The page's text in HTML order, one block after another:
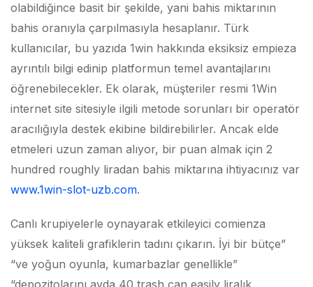
olabildiğince basit bir şekilde, yani bahis miktarının
bahis oranıyla çarpılmasıyla hesaplanır. Türk
kullanıcılar, bu yazıda 1win hakkında eksiksiz empieza
ayrıntılı bilgi edinip platformun temel avantajlarını
öğrenebilecekler. Ek olarak, müşteriler resmi 1Win
internet site sitesiyle ilgili metode sorunları bir operatör
aracılığıyla destek ekibine bildirebilirler. Ancak elde
etmeleri uzun zaman alıyor, bir puan almak için 2
hundred roughly liradan bahis miktarına ihtiyacınız var
www.1win-slot-uzb.com.
Canlı krupiyelerle oynayarak etkileyici comienza
yüksek kaliteli grafiklerin tadını çıkarın. İyi bir bütçe”
“ve yoğun oyunla, kumarbazlar genellikle”
“depozitolarını ayda 40 trash can easily liralık